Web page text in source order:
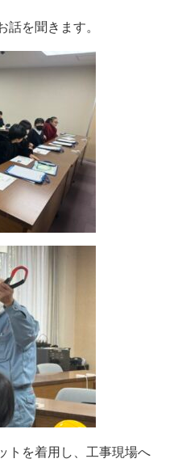
話を聞きます。
トを着用し、工事現場へ